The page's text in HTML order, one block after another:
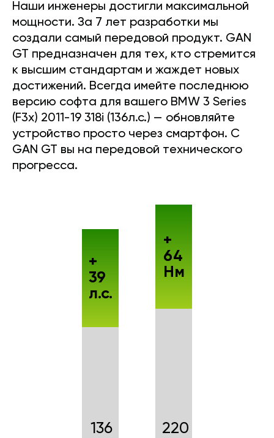
Наши инженеры достигли максимальной
мощности. За 7 лет разработки мы
создали самый передовой продукт. GAN
GT предназначен для тех, кто стремится
к высшим стандартам и жаждет новых
достижений. Всегда имейте последнюю
версию софта для вашего BMW 3 Series
(F3x) 2011-19 318i (136л.с.) — обновляйте
устройство просто через смартфон. С
GAN GT вы на передовой технического
прогресса.
136
+
39
л.с.
220
+
64
Нм